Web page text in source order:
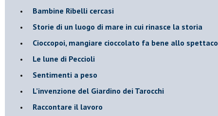
Bambine Ribelli cercasi
Storie di un luogo di mare in cui rinasce la storia
Cioccopoi, mangiare cioccolato fa bene allo
​Le lune di Peccioli
​Sentimenti a peso
​L’invenzione del Giardino dei Tarocchi
​Raccontare il lavoro